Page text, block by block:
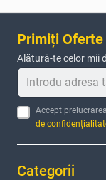
Primiți
Alătură-te celor mii
Accept
de
Categorii